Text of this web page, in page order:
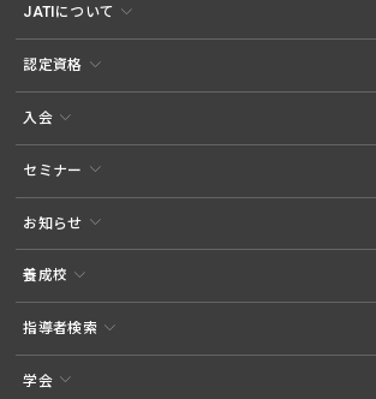
JATIについて
認定資格
入会
セミナー
お知らせ
養成校
指導者検索
学会